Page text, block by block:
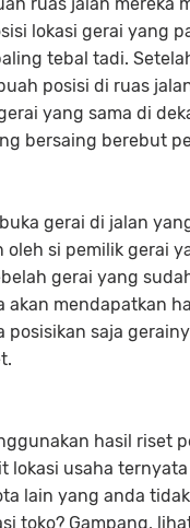
lokasi gerai yang
tebal tadi.
posisi di ruas
yang sama di
bersaing berebut
gerai di jalan
oleh si pemilik gerai
gerai yang
akan mendapatkan
posisikan saja
hasil riset
lokasi usaha
lain yang anda
toko? Gampang,